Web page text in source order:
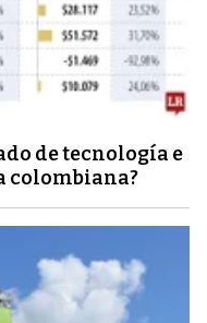
de tecnología e
colombiana?